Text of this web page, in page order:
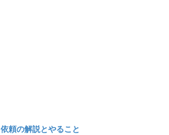
依頼の解説とやること